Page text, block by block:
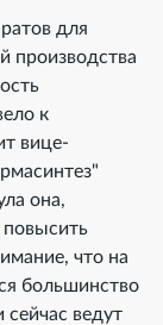
для
производства
к
вице-
она,
что на
большинство
сейчас ведут